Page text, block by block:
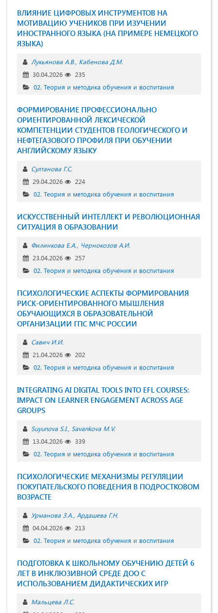
ВЛИЯНИЕ ЦИФРОВЫХ ИНСТРУМЕНТОВ НА
МОТИВАЦИЮ УЧЕНИКОВ ПРИ ИЗУЧЕНИИ
ИНОСТРАННОГО ЯЗЫКА (НА ПРИМЕРЕ НЕМЕЦКОГО
ЯЗЫКА)
Лукьянова А.В. Кабенова Д.М.
30.04.2026
235
02. Теория и методика обучения и воспитания
ФОРМИРОВАНИЕ ПРОФЕССИОНАЛЬНО
ОРИЕНТИРОВАННОЙ ЛЕКСИЧЕСКОЙ
КОМПЕТЕНЦИИ СТУДЕНТОВ ГЕОЛОГИЧЕСКОГО И
НЕФТЕГАЗОВОГО ПРОФИЛЯ ПРИ ОБУЧЕНИИ
АНГЛИЙСКОМУ ЯЗЫКУ
Султанова Г.С.
29.04.2026
224
02. Теория и методика обучения и воспитания
ИСКУССТВЕННЫЙ ИНТЕЛЛЕКТ И РЕВОЛЮЦИОННАЯ
СИТУАЦИЯ В ОБРАЗОВАНИИ
Филинкова Е.А.
Чернокозов А.И.
23.04.2026
257
02. Теория и методика обучения и воспитания
ПСИХОЛОГИЧЕСКИЕ АСПЕКТЫ ФОРМИРОВАНИЯ
РИСК-ОРИЕНТИРОВАННОГО МЫШЛЕНИЯ
ОБУЧАЮЩИХСЯ В ОБРАЗОВАТЕЛЬНОЙ
ОРГАНИЗАЦИИ ГПС МЧС РОССИИ
Савич И.И.
21.04.2026
202
02. Теория и методика обучения и воспитания
INTEGRATING AI DIGITAL TOOLS INTO EFL COURSES:
IMPACT ON LEARNER ENGAGEMENT ACROSS AGE
GROUPS
Suyunova S.I. Savankova M.V.
13.04.2026
339
02. Теория и методика обучения и воспитания
ПСИХОЛОГИЧЕСКИЕ МЕХАНИЗМЫ РЕГУЛЯЦИИ
ПОКУПАТЕЛЬСКОГО ПОВЕДЕНИЯ В ПОДРОСТКОВОМ
ВОЗРАСТЕ
Урманова З.А. Ардашева Г.Н.
04.04.2026
213
02. Теория и методика обучения и воспитания
ПОДГОТОВКА К ШКОЛЬНОМУ ОБУЧЕНИЮ ДЕТЕЙ 6
ЛЕТ В ИНКЛЮЗИВНОЙ СРЕДЕ ДОО С
ИСПОЛЬЗОВАНИЕМ ДИДАКТИЧЕСКИХ ИГР
Мальцева Л.С.